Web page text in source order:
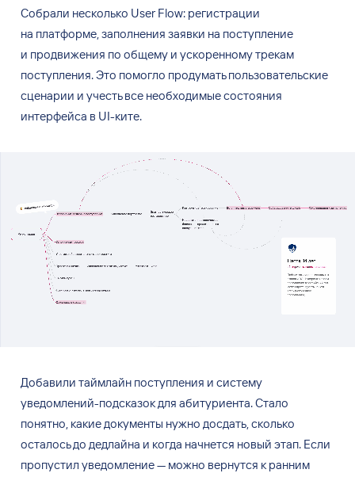
Собрали несколько User Flow: регистрации
на платформе, заполнения заявки на поступление
и продвижения по общему и ускоренному трекам
поступления. Это помогло продумать пользовательские
сценарии и учесть все необходимые состояния
интерфейса в UI-ките.
Добавили таймлайн поступления и систему
уведомлений-подсказок для абитуриента. Стало
понятно, какие документы нужно досдать, сколько
осталось до дедлайна и когда начнется новый этап. Если
пропустил уведомление — можно вернутся к ранним